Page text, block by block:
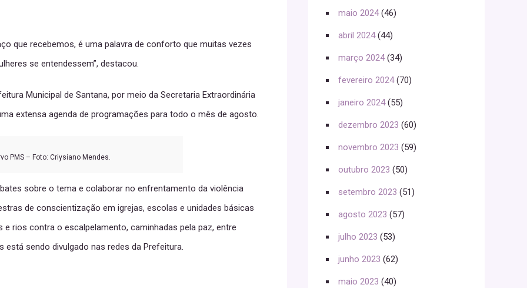
que recebemos, é uma palavra de conforto que muitas vezes
se entendessem”, destacou.
Municipal de Santana, por meio da Secretaria Extraordinária
extensa agenda de programações para todo o mês de agosto.
PMS – Foto: Criysiano Mendes.
sobre o tema e colaborar no enfrentamento da violência
de conscientização em igrejas, escolas e unidades básicas
rios contra o escalpelamento, caminhadas pela paz, entre
sendo divulgado nas redes da Prefeitura.
maio 2024(46)
abril 2024(44)
março 2024(34)
fevereiro 2024(70)
janeiro 2024(55)
dezembro 2023 (60)
novembro 2023 (59)
outubro 2023 (50)
setembro 2023 (51)
agosto 2023 (57)
julho 2023 (53)
junho 2023 (62)
maio 2023 (40)